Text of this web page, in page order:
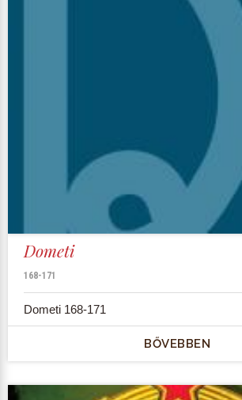
Dometi
168-171
Dometi 168-171
BŐVEBBEN